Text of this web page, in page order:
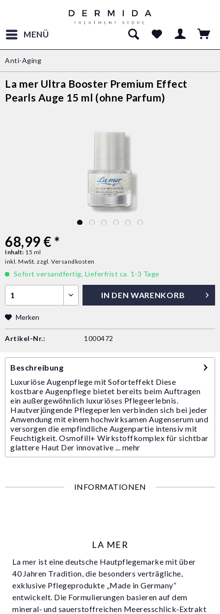
MENÜ
Anti-Aging
La mer Ultra Booster Premium Effect
Pearls Auge 15 ml (ohne Parfum)
68,99 € *
Inhalt: 15 ml
inkl. MwSt. zzgl. Versandkosten
Sofort versandfertig, Lieferfrist ca. 1-3 Tage
IN DEN WARENKORB
Merken
Artikel-Nr.: 1000472
Beschreibung
Luxuriöse Augenpflege mit Soforteffekt Diese
kostbare Augenpflege bietet bereits beim Auftragen
ein außergewöhnlich luxuriöses Pflegeerlebnis.
Hautverjüngende Pflegeperlen verbinden sich bei jeder
Anwendung mit einem hochwirksamen Augenserum und
versorgen die empfindliche Augenpartie intensiv mit
Feuchtigkeit. Osmofill+ Wirkstoffkomplex für sichtbar
glattere Haut Der innovative ... mehr
INFORMATIONEN
LA MER
La mer ist eine deutsche Hautpflegemarke mit über
40 Jahren Tradition, die besonders verträgliche,
exklusive Pflegeprodukte „Made in Germany“
entwickelt. Die Formulierungen basieren auf dem
mineral‑ und sauerstoffreichen Meeresschlick‑Extrakt